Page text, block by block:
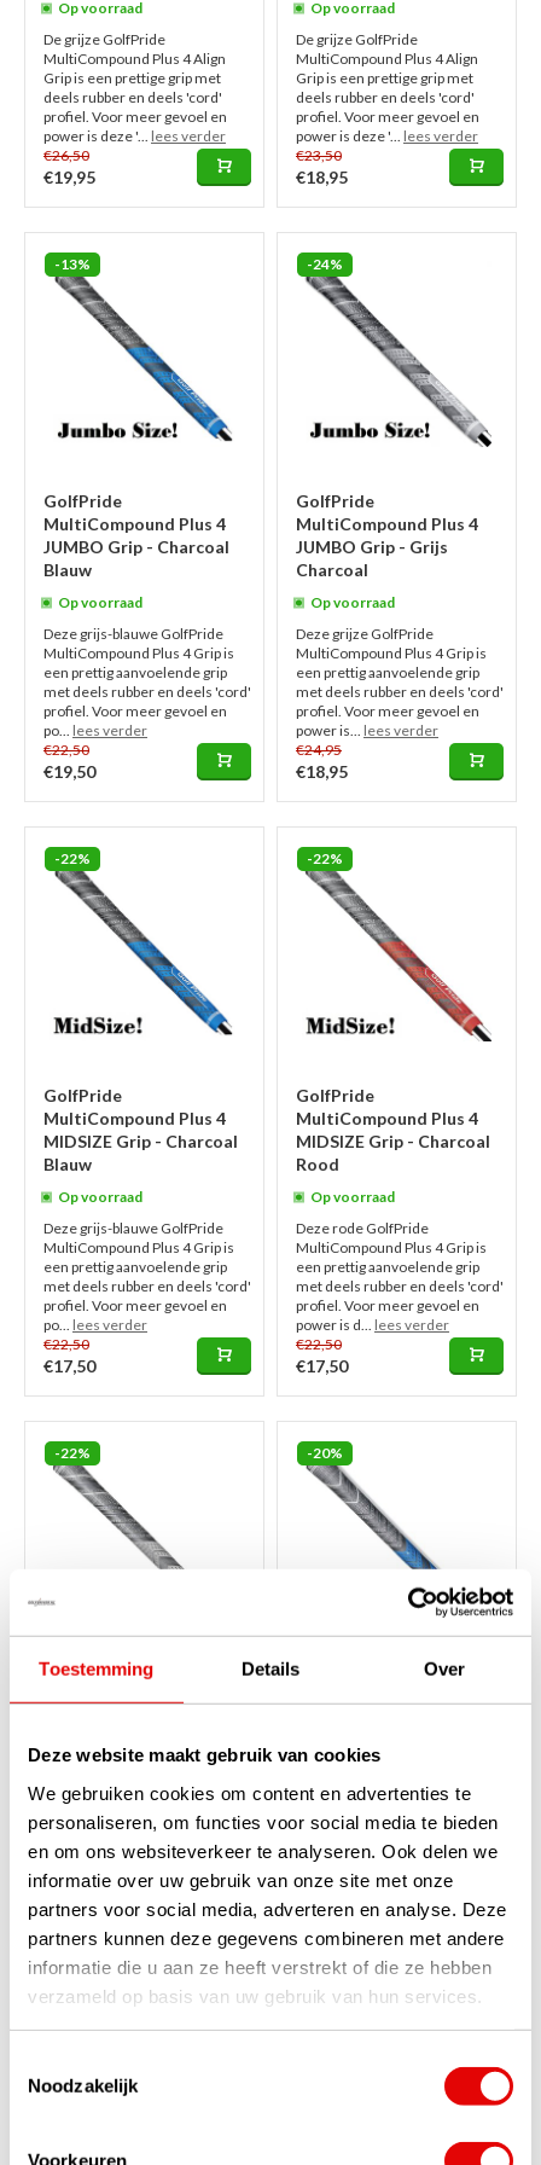
Toestemming Details Over
Deze website maakt gebruik van cookies
We gebruiken cookies om content en advertenties te
personaliseren, om functies voor social media te bieden
en om ons websiteverkeer te analyseren. Ook delen we
informatie over uw gebruik van onze site met onze
partners voor social media, adverteren en analyse. Deze
partners kunnen deze gegevens combineren met andere
informatie die u aan ze heeft verstrekt of die ze hebben
verzameld op basis van uw gebruik van hun services.
Noodzakelijk
Voorkeuren
Op voorraad
De grijze GolfPride
MultiCompound Plus 4 Align
Grip is een prettige grip met
deels rubber en deels 'cord'
profiel. Voor meer gevoel en
power is deze '... lees verder
€26,50
€19,95
Op voorraad
De grijze GolfPride
MultiCompound Plus 4 Align
Grip is een prettige grip met
deels rubber en deels 'cord'
profiel. Voor meer gevoel en
power is deze '... lees verder
€23,50
€18,95
-13%
GolfPride
MultiCompound Plus 4
JUMBO Grip - Charcoal
Blauw
Op voorraad
Deze grijs-blauwe GolfPride
MultiCompound Plus 4 Grip is
een prettig aanvoelende grip
met deels rubber en deels 'cord'
profiel. Voor meer gevoel en
po... lees verder
€22,50
€19,50
-24%
GolfPride
MultiCompound Plus 4
JUMBO Grip - Grijs
Charcoal
Op voorraad
Deze grijze GolfPride
MultiCompound Plus 4 Grip is
een prettig aanvoelende grip
met deels rubber en deels 'cord'
profiel. Voor meer gevoel en
power is... lees verder
€24,95
€18,95
-22%
GolfPride
MultiCompound Plus 4
MIDSIZE Grip - Charcoal
Blauw
Op voorraad
Deze grijs-blauwe GolfPride
MultiCompound Plus 4 Grip is
een prettig aanvoelende grip
met deels rubber en deels 'cord'
profiel. Voor meer gevoel en
po... lees verder
€22,50
€17,50
-22%
GolfPride
MultiCompound Plus 4
MIDSIZE Grip - Charcoal
Rood
Op voorraad
Deze rode GolfPride
MultiCompound Plus 4 Grip is
een prettig aanvoelende grip
met deels rubber en deels 'cord'
profiel. Voor meer gevoel en
power is d... lees verder
€22,50
€17,50
-22%
Charcoal
Op voorraad
Deze grijze GolfPride
MultiCompound Plus 4 Grip is
een prettig aanvoelende grip
met deels rubber en deels 'cord'
profiel. Voor meer gevoel en
power is...lees verder
€22,50
€17,50
-20%
Blauw Grijs
Op voorraad
Deze grijs-blauwe GolfPride
MultiCompound Plus 4 Grip is
een prettig aanvoelende grip
met deels rubber en deels 'cord'
profiel. Voor meer gevoel en
po...lees verder
€19,95
€15,95